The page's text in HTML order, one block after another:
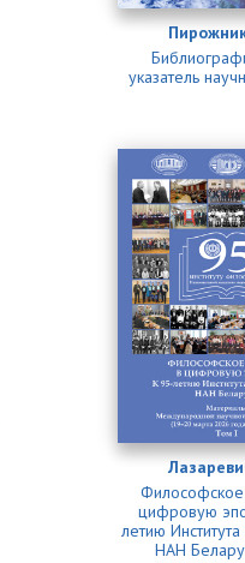
указатель
Философское
цифровую
летию
НАН